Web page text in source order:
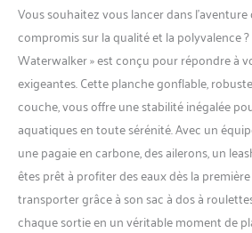
Vous souhaitez vous lancer dans
compromis sur la qualité et la polyvalence ?
Waterwalker » est conçu pour répondre à
exigeantes. Cette planche gonflable,
couche, vous offre une stabilité inégalée
aquatiques en toute sérénité. Avec un
une pagaie en carbone, des ailerons, un
êtes prêt à profiter des eaux dès la
transporter grâce à son sac à dos à
chaque sortie en un véritable moment de